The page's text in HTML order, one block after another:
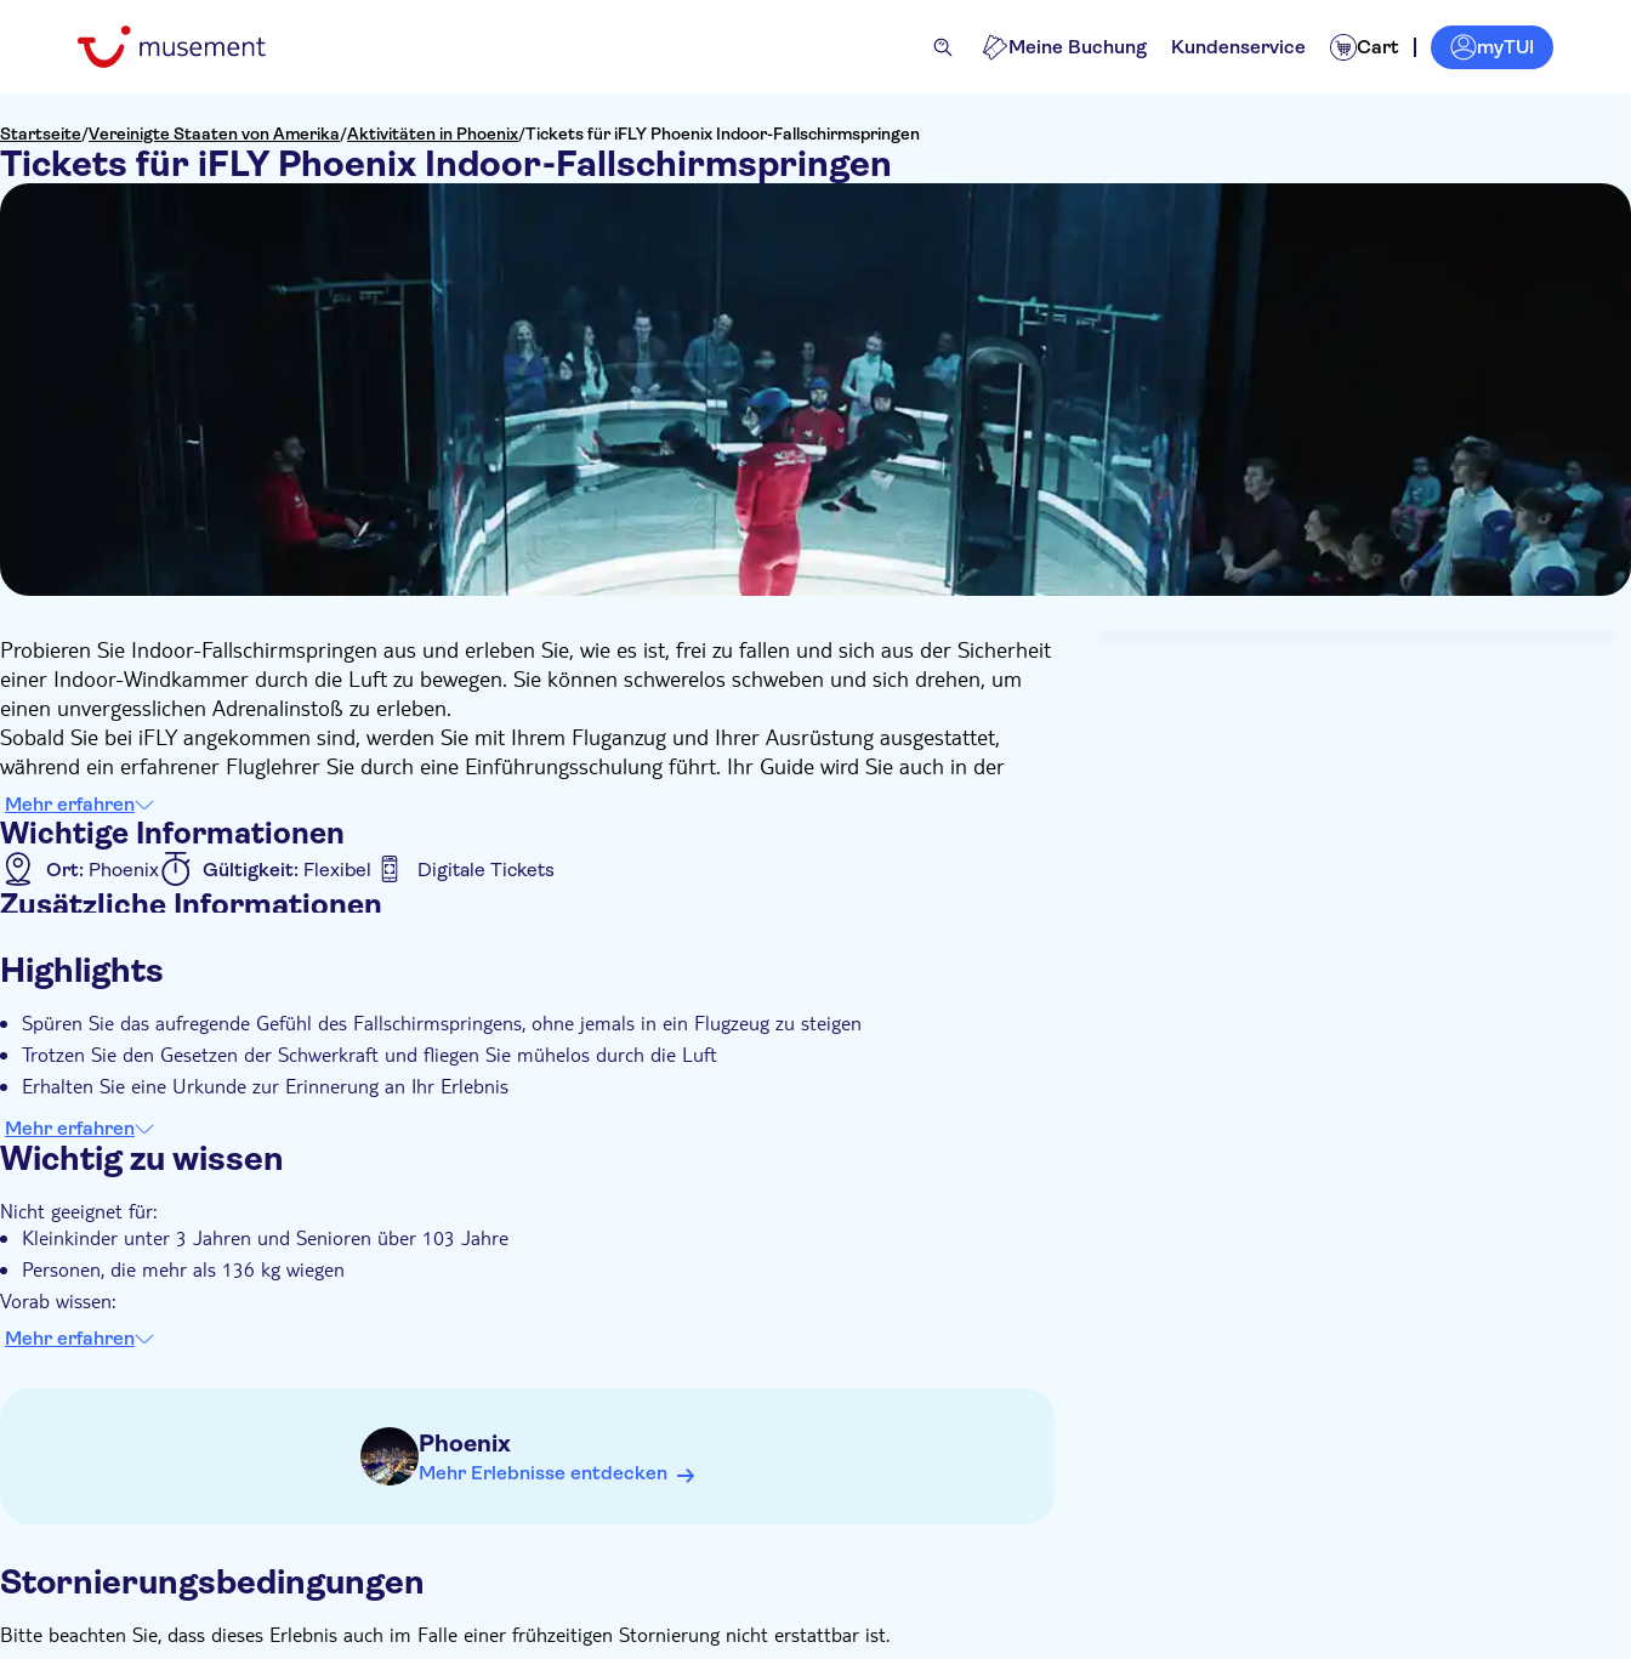
Meine Buchung Kundenservice Cart myTUI
Startseite/Vereinigte Staaten von Amerika/Aktivitäten in Phoenix/Tickets für iFLY Phoenix Indoor-Fallschirmspringen
Tickets für iFLY Phoenix Indoor-Fallschirmspringen
Probieren Sie Indoor-Fallschirmspringen aus und erleben Sie, wie es ist, frei zu fallen und sich aus der Sicherheit
einer Indoor-Windkammer durch die Luft zu bewegen. Sie können schwerelos schweben und sich drehen, um
einen unvergesslichen Adrenalinstoß zu erleben.
Sobald Sie bei iFLY angekommen sind, werden Sie mit Ihrem Fluganzug und Ihrer Ausrüstung ausgestattet,
während ein erfahrener Fluglehrer Sie durch eine Einführungsschulung führt. Ihr Guide wird Sie auch in der
Kammer begleiten, damit er Ihnen Tipps und Tricks geben kann, damit Sie das Beste aus Ihrem
Fallschirmsprung-Erlebnis herausholen.
Mehr erfahren
Wichtige Informationen
Ort: Phoenix Gültigkeit: Flexibel Digitale Tickets
Zusätzliche Informationen
Highlights
Spüren Sie das aufregende Gefühl des Fallschirmspringens, ohne jemals in ein Flugzeug zu steigen
Trotzen Sie den Gesetzen der Schwerkraft und fliegen Sie mühelos durch die Luft
Erhalten Sie eine Urkunde zur Erinnerung an Ihr Erlebnis
Mehr erfahren
Wichtig zu wissen
Nicht geeignet für:
Kleinkinder unter 3 Jahren und Senioren über 103 Jahre
Personen, die mehr als 136 kg wiegen
Vorab wissen:
Alle Teilnehmer müssen bei der Ankunft eine Verzichtserklärung unterzeichnen. Personen unter 17 Jahren benötigen die
Unterzeichnung ihrer Verzichtserklärung durch einen Elternteil oder Erziehungsberechtigten
zusätzliche Einschränkungen und zeitliche Einschränkungen für die Kursleiter gelten
Mehr erfahren
Phoenix
Mehr Erlebnisse entdecken
Stornierungsbedingungen
Bitte beachten Sie, dass dieses Erlebnis auch im Falle einer frühzeitigen Stornierung nicht erstattbar ist.